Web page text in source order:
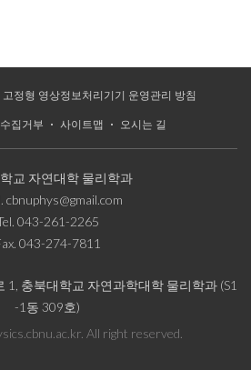
고정형 영상정보처리기기 운영관리 방침
집거부 사이트맵 오시는 길
교 자연대학 물리학과
cbnuphys@gmail.com
043-261-2265
043-274-7811
1, 충북대학교 자연과학대학 물리학과 (S1
-1동 309호)
All right reserved.